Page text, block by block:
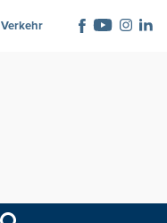
Verkehr